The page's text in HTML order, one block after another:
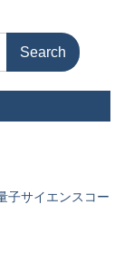
子サイエンスコー